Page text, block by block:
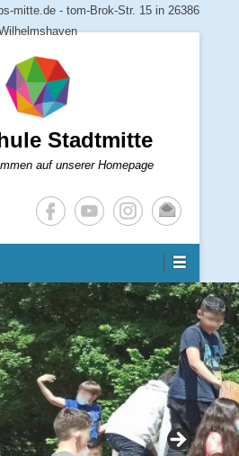
mitte.de - tom-Brok-Str. 15 in 26386
Stadtmitte
auf unserer Homepage